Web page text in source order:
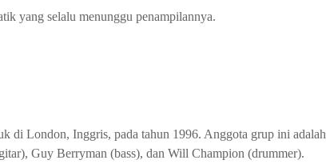
yang selalu menunggu penampilannya.
di London, Inggris, pada tahun 1996. Anggota grup ini adalah
Guy Berryman (bass), dan Will Champion (drummer).